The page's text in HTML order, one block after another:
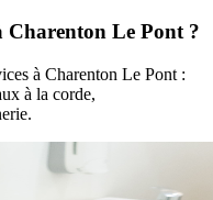
Charenton Le Pont ?
à Charenton Le Pont :
à la corde,